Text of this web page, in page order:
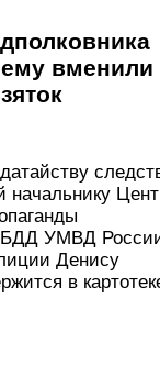
вменили
начальнику
УМВД
Денису
в